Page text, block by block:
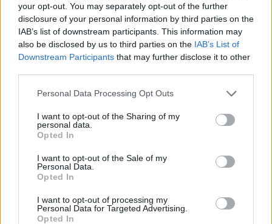
your opt-out. You may separately opt-out of the further
disclosure of your personal information by third parties on the
IAB’s list of downstream participants. This information may
also be disclosed by us to third parties on the IAB’s List of
Downstream Participants that may further disclose it to other
Personal Data Processing Opt Outs
I want to opt-out of the Sharing of my
personal data.
Opted In
I want to opt-out of the Sale of my
Personal Data.
Opted In
I want to opt-out of processing my
Personal Data for Targeted Advertising.
Opted In